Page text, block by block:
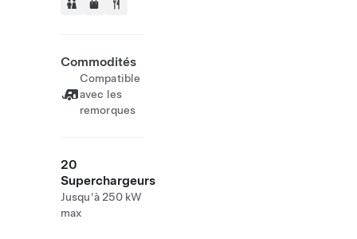
Commodités
Compatible
avec les
remorques
20
Superchargeurs
Jusqu'à 250 kW
max